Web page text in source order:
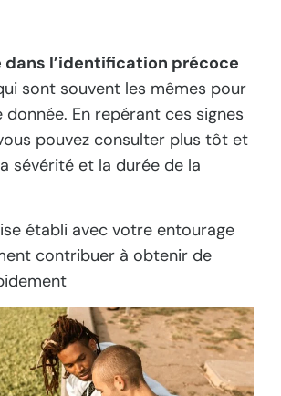
dans l’identification précoce
sont souvent les mêmes pour
donnée. En repérant ces signes
pouvez consulter plus tôt et
sévérité et la durée de la
établi avec votre entourage
contribuer à obtenir de